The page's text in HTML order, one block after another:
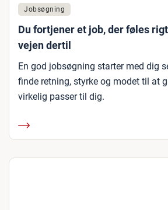
Jobsøgning
Du fortjener et job, der føles
vejen dertil
En god jobsøgning starter med dig
finde retning, styrke og modet til at
virkelig passer til dig.